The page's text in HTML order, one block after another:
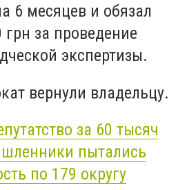
6 месяцев и обязал
грн за проведение
экспертизы.
вернули владельцу.
за 60 тысяч
пытались
по 179 округу